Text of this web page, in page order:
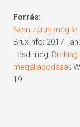
Forrás:
Nem zárult még
BruxInfo; 2017.
Lásd még:
megállapodása!;
19.